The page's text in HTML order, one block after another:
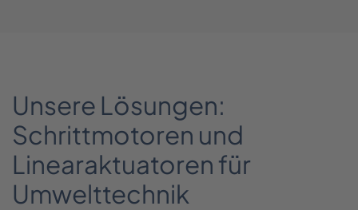
Unsere Lösungen:
Schrittmotoren und
Linearaktuatoren für
Umwelttechnik